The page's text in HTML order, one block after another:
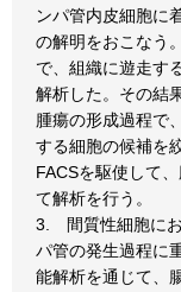
ンパ管内皮細胞に
の解明をおこなう
で、組織に遊走す
解析した。その結
腫瘍の形成過程で
する細胞の候補を
FACSを駆使して
て解析を行う。
3. 間質性細胞にお
パ管の発生過程に
能解析を通じて、